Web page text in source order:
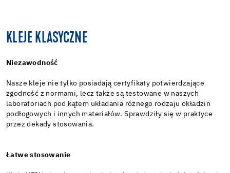
KLEJE KLASYCZNE
Niezawodność
Nasze kleje nie tylko posiadają certyfikaty potwierdzające
zgodność z normami, lecz także są testowane w naszych
laboratoriach pod kątem układania różnego rodzaju okładzin
podłogowych i innych materiałów. Sprawdziły się w praktyce
przez dekady stosowania.
Łatwe stosowanie